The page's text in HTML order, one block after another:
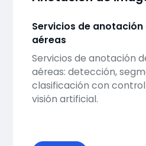
Servicios de anotación
aéreas
Servicios de anotación
aéreas: detección,
clasificación con
visión artificial.